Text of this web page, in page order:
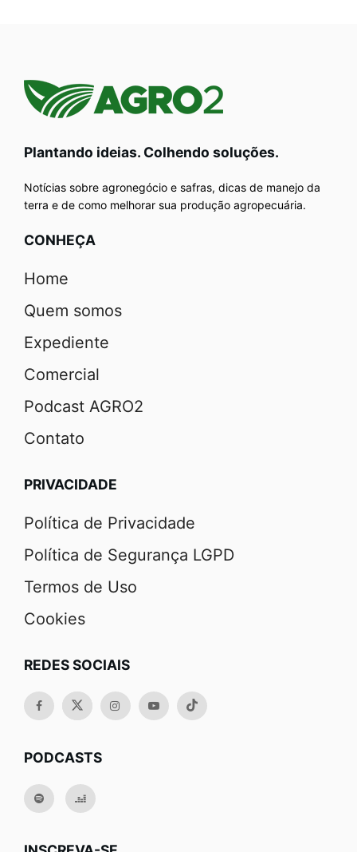
Plantando ideias. Colhendo soluções.
Notícias sobre agronegócio e safras, dicas de manejo da
terra e de como melhorar sua produção agropecuária.
CONHEÇA
Home
Quem somos
Expediente
Comercial
Podcast AGRO2
Contato
PRIVACIDADE
Política de Privacidade
Política de Segurança LGPD
Termos de Uso
Cookies
REDES SOCIAIS
PODCASTS